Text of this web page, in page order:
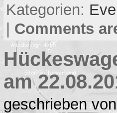
Kategorien:
| Comments
am
geschrieben